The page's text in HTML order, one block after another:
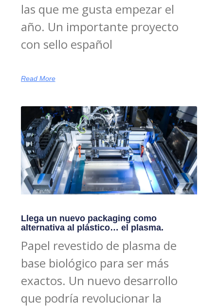
las que me gusta empezar el
año. Un importante proyecto
con sello español
Read More
Llega un nuevo packaging como
alternativa al plástico… el plasma.
Papel revestido de plasma de
base biológico para ser más
exactos. Un nuevo desarrollo
que podría revolucionar la